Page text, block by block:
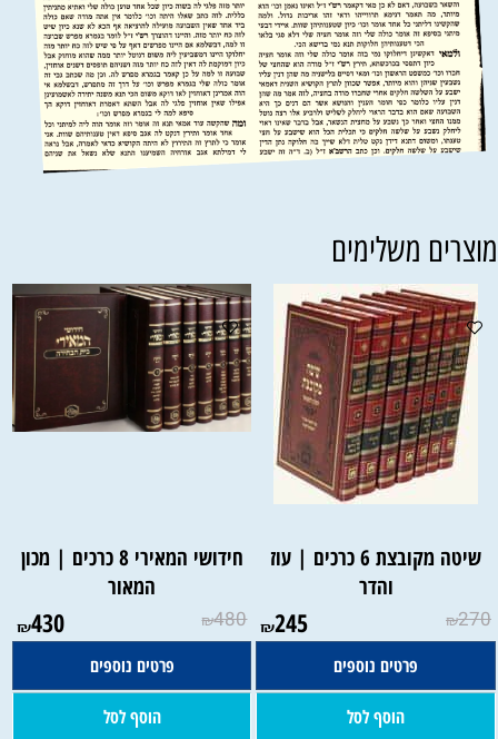
משלימים
שיטה מקובצת 6 כרכים | עוז
והדר
₪270
₪245
פרטים נוספים
הוסף לסל
חידושי המאירי 8 כרכים | מכון
המאור
₪480
₪430
פרטים נוספים
הוסף לסל